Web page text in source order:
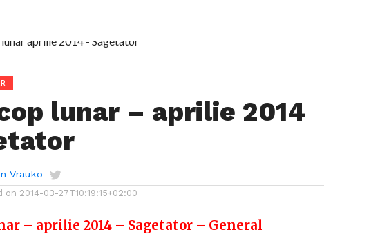
lunar – aprilie 2014
Vrauko
on 2014-03-27T10:19:15+02:00
– aprilie 2014 – Sagetator – General